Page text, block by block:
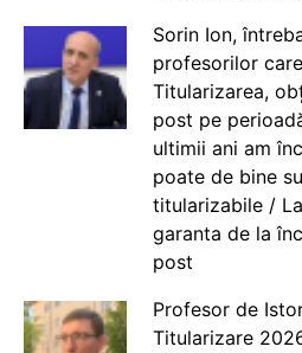
Sorin Ion,
profesorilor
Titularizarea,
post pe
ultimii ani am
poate de bine
titularizabile /
garanta de la
post
Profesor de
Titularizare